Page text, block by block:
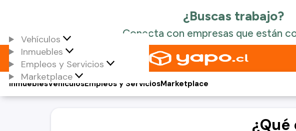
Vehículos
Inmuebles
Empleos y Servicios
Marketplace
Vehículos
Inmuebles Empleos y ServiciosMarketplace